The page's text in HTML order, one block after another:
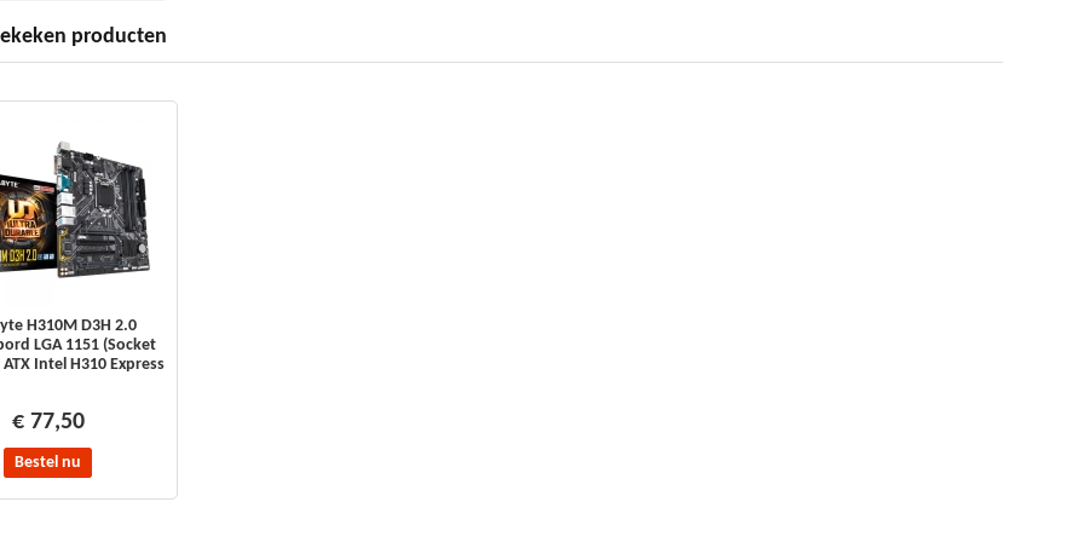
connector
SATA III
III
4
Ja
1 (3.1 Gen
producten
H310M D3H 2.0
LGA 1151 (Socket
Intel H310 Express
€ 77,50
Bestel nu